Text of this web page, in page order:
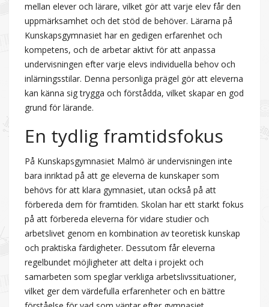
mellan elever och lärare, vilket gör att varje elev får den
uppmärksamhet och det stöd de behöver. Lärarna på
Kunskapsgymnasiet har en gedigen erfarenhet och
kompetens, och de arbetar aktivt för att anpassa
undervisningen efter varje elevs individuella behov och
inlärningsstilar. Denna personliga prägel gör att eleverna
kan känna sig trygga och förstådda, vilket skapar en god
grund för lärande.
En tydlig framtidsfokus
På Kunskapsgymnasiet Malmö är undervisningen inte
bara inriktad på att ge eleverna de kunskaper som
behövs för att klara gymnasiet, utan också på att
förbereda dem för framtiden. Skolan har ett starkt fokus
på att förbereda eleverna för vidare studier och
arbetslivet genom en kombination av teoretisk kunskap
och praktiska färdigheter. Dessutom får eleverna
regelbundet möjligheter att delta i projekt och
samarbeten som speglar verkliga arbetslivssituationer,
vilket ger dem värdefulla erfarenheter och en bättre